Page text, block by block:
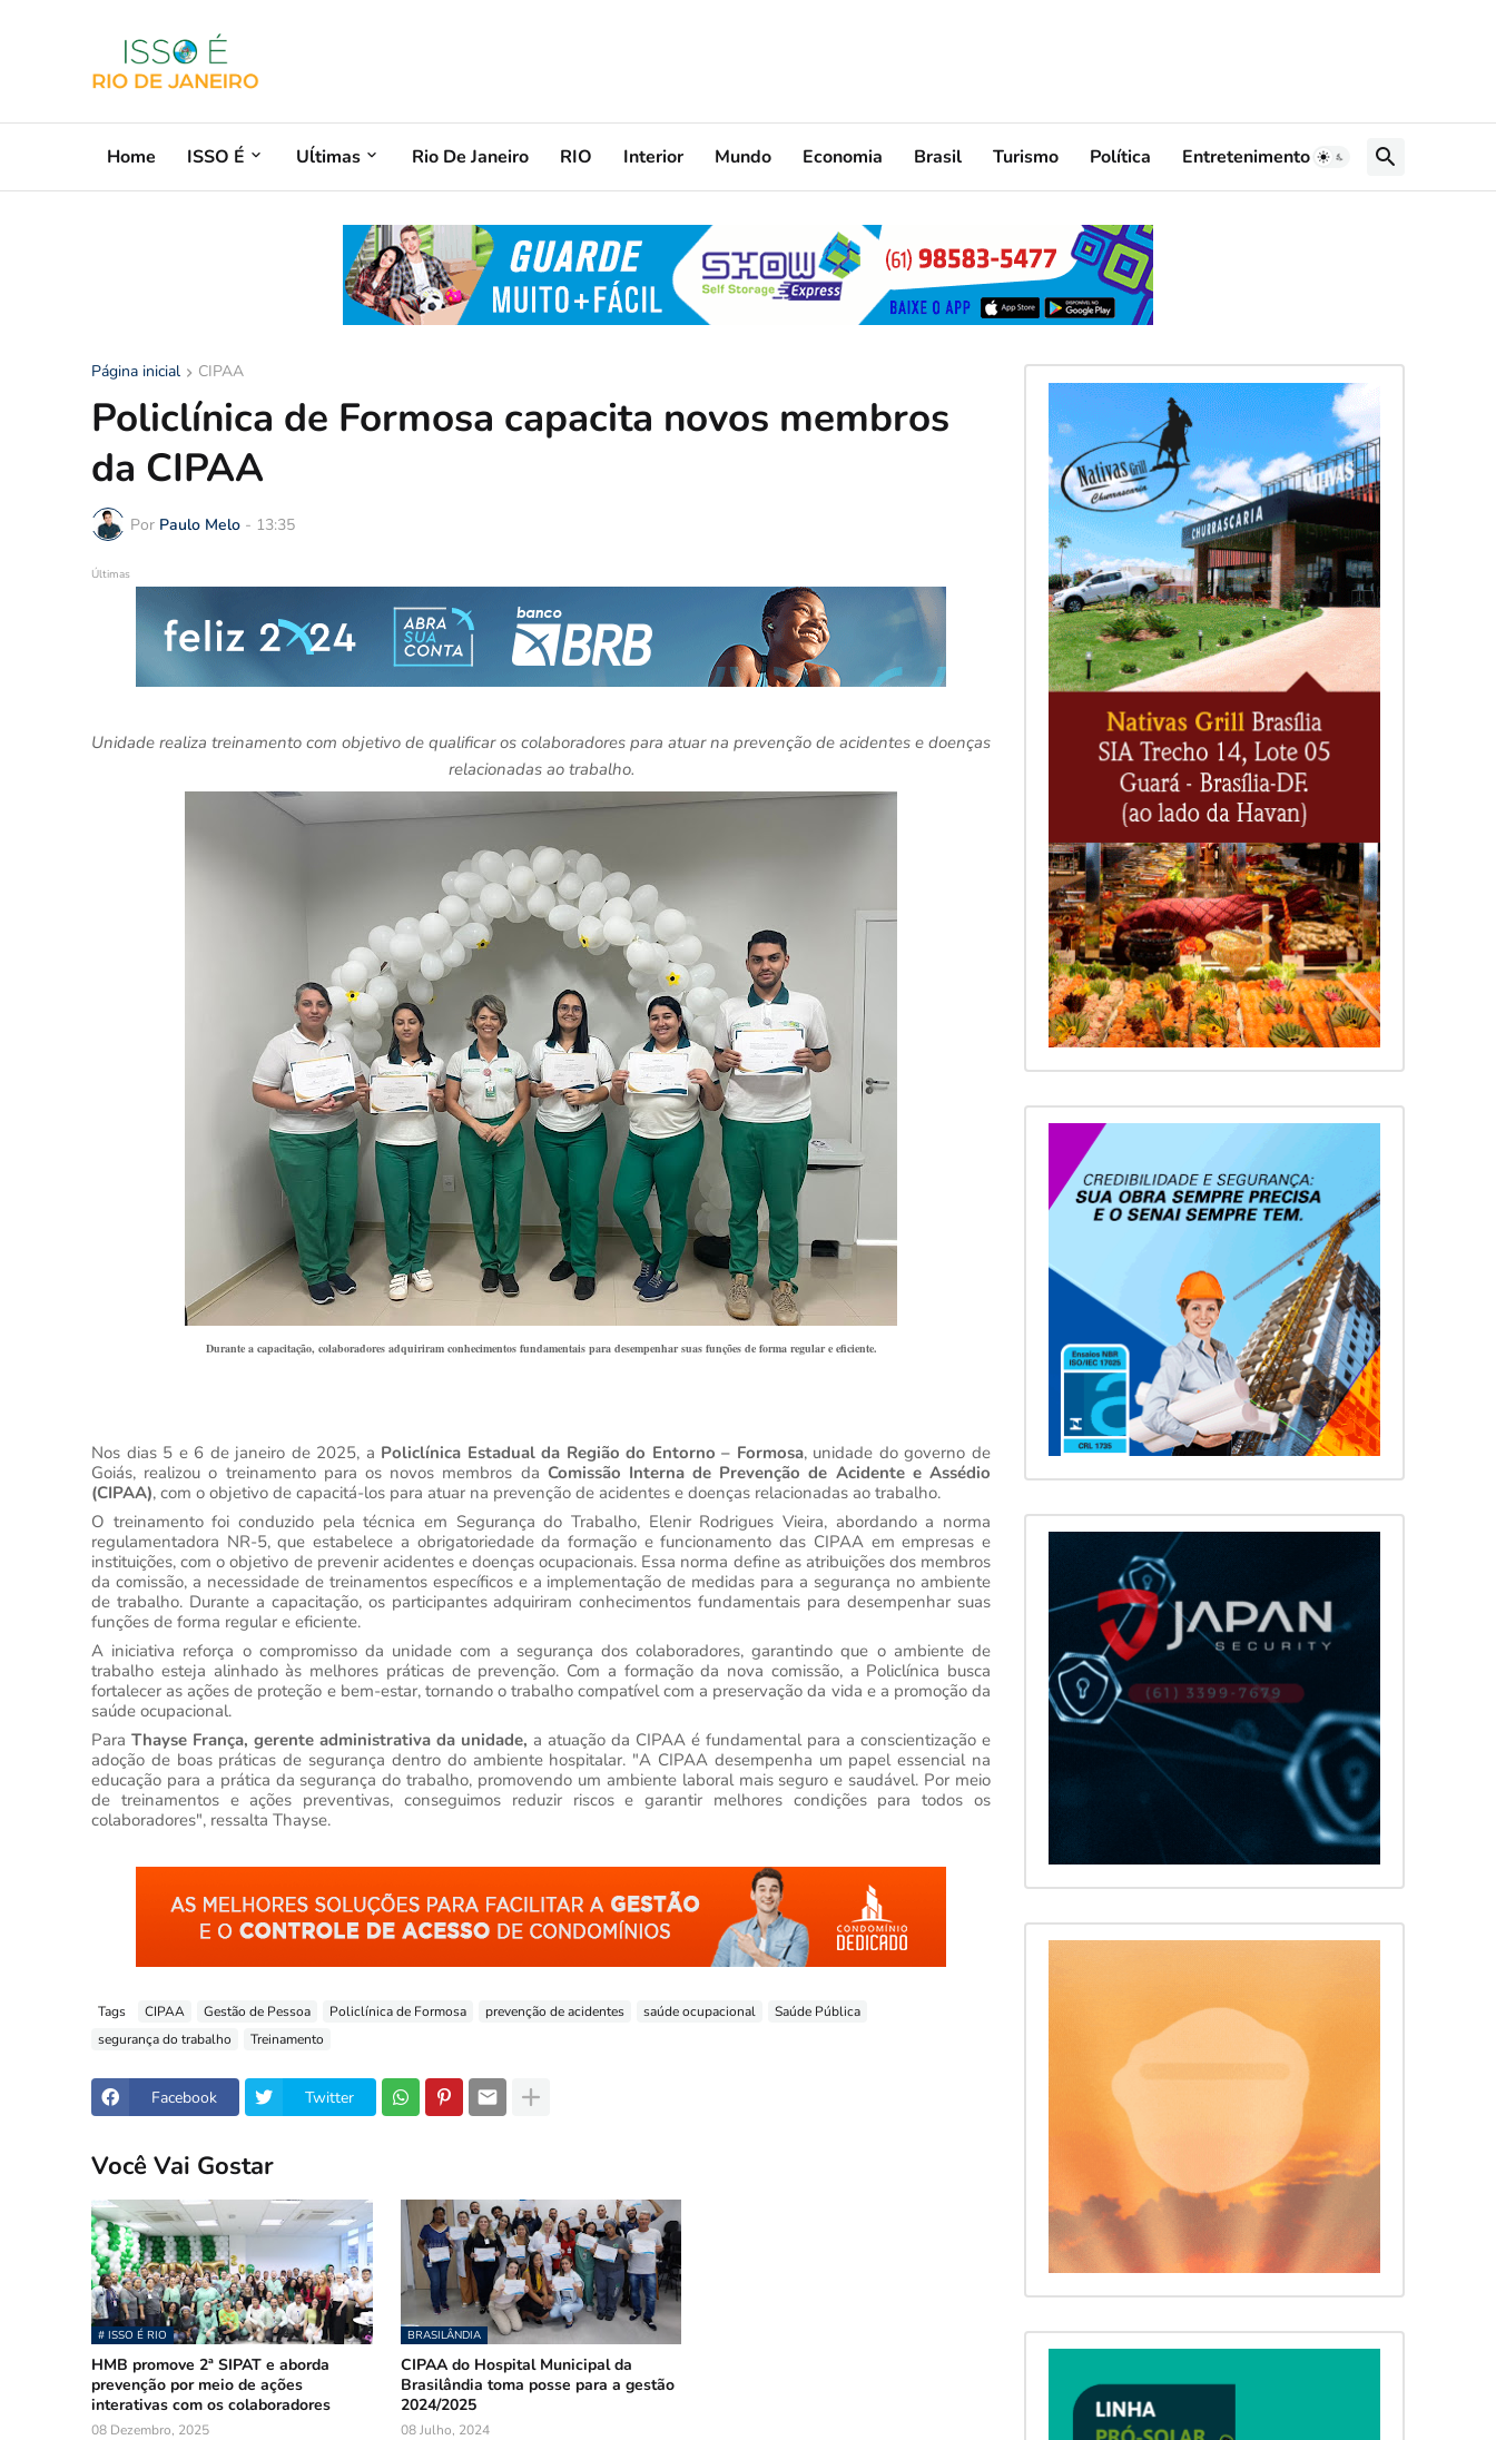
Home ISSO É Uĺtimas Rio De Janeiro RIO Interior Mundo Economia Brasil Turismo Política Entretenimento
Página inicial CIPAA
Policlínica de Formosa capacita novos membros
da CIPAA
Por Paulo Melo - 13:35
Últimas
Unidade realiza treinamento com objetivo de qualificar os colaboradores para atuar na prevenção de acidentes e doenças
relacionadas ao trabalho.
Durante a capacitação, colaboradores adquiriram conhecimentos fundamentais para desempenhar suas funções de forma regular e eficiente.
Nos dias 5 e 6 de janeiro de 2025, a Policlínica Estadual da Região do Entorno – Formosa, unidade do governo de
Goiás, realizou o treinamento para os novos membros da Comissão Interna de Prevenção de Acidente e Assédio
(CIPAA), com o objetivo de capacitá-los para atuar na prevenção de acidentes e doenças relacionadas ao trabalho.
O treinamento foi conduzido pela técnica em Segurança do Trabalho, Elenir Rodrigues Vieira, abordando a norma
regulamentadora NR-5, que estabelece a obrigatoriedade da formação e funcionamento das CIPAA em empresas e
instituições, com o objetivo de prevenir acidentes e doenças ocupacionais. Essa norma define as atribuições dos membros
da comissão, a necessidade de treinamentos específicos e a implementação de medidas para a segurança no ambiente
de trabalho. Durante a capacitação, os participantes adquiriram conhecimentos fundamentais para desempenhar suas
funções de forma regular e eficiente.
A iniciativa reforça o compromisso da unidade com a segurança dos colaboradores, garantindo que o ambiente de
trabalho esteja alinhado às melhores práticas de prevenção. Com a formação da nova comissão, a Policlínica busca
fortalecer as ações de proteção e bem-estar, tornando o trabalho compatível com a preservação da vida e a promoção da
saúde ocupacional.
Para Thayse França, gerente administrativa da unidade, a atuação da CIPAA é fundamental para a conscientização e
adoção de boas práticas de segurança dentro do ambiente hospitalar. "A CIPAA desempenha um papel essencial na
educação para a prática da segurança do trabalho, promovendo um ambiente laboral mais seguro e saudável. Por meio
de treinamentos e ações preventivas, conseguimos reduzir riscos e garantir melhores condições para todos os
colaboradores", ressalta Thayse.
Tags CIPAA Gestão de Pessoa Policlínica de Formosa prevenção de acidentes saúde ocupacional
Saúde Pública
segurança do trabalho
Treinamento
Facebook Twitter
Você Vai Gostar
# ISSO É RIO
HMB promove 2ª SIPAT e aborda
prevenção por meio de ações
interativas com os colaboradores
08 Dezembro, 2025
BRASILÂNDIA
CIPAA do Hospital Municipal da
Brasilândia toma posse para a gestão
2024/2025
08 Julho, 2024